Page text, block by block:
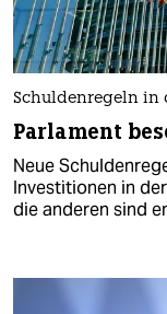
Schuldenregeln in
Parlament
Neue
Investitionen in
die anderen sind